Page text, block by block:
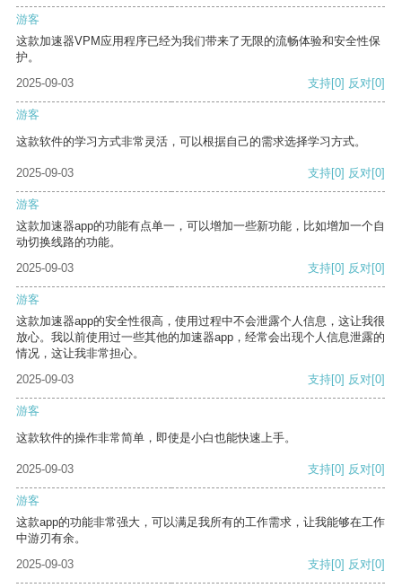
游客
这款加速器VPM应用程序已经为我们带来了无限的流畅体验和安全性保
护。
2025-09-03
支持[0] 反对[0]
游客
这款软件的学习方式非常灵活，可以根据自己的需求选择学习方式。
2025-09-03 支持[0] 反对[0]
游客
这款加速器app的功能有点单一，可以增加一些新功能，比如增加一个自
动切换线路的功能。
2025-09-03
支持[0] 反对[0]
游客
这款加速器app的安全性很高，使用过程中不会泄露个人信息，这让我很
放心。我以前使用过一些其他的加速器app，经常会出现个人信息泄露的
情况，这让我非常担心。
2025-09-03
支持[0] 反对[0]
游客
这款软件的操作非常简单，即使是小白也能快速上手。
2025-09-03 支持[0] 反对[0]
游客
这款app的功能非常强大，可以满足我所有的工作需求，让我能够在工作
中游刃有余。
2025-09-03
支持[0] 反对[0]